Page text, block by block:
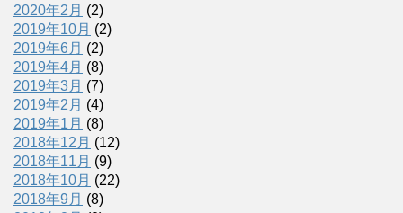
2020年2月 (2)
2019年10月 (2)
2019年6月 (2)
2019年4月 (8)
2019年3月 (7)
2019年2月 (4)
2019年1月 (8)
2018年12月 (12)
2018年11月 (9)
2018年10月 (22)
2018年9月 (8)